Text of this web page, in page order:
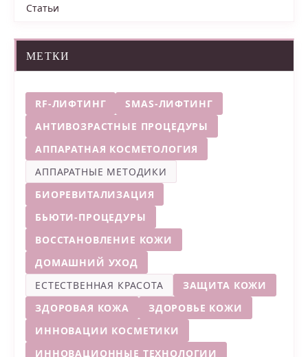
Статьи
МЕТКИ
RF-ЛИФТИНГ
SMAS-ЛИФТИНГ
АНТИВОЗРАСТНЫЕ ПРОЦЕДУРЫ
АППАРАТНАЯ КОСМЕТОЛОГИЯ
АППАРАТНЫЕ МЕТОДИКИ
БИОРЕВИТАЛИЗАЦИЯ
БЬЮТИ-ПРОЦЕДУРЫ
ВОССТАНОВЛЕНИЕ КОЖИ
ДОМАШНИЙ УХОД
ЕСТЕСТВЕННАЯ КРАСОТА
ЗАЩИТА КОЖИ
ЗДОРОВАЯ КОЖА
ЗДОРОВЬЕ КОЖИ
ИННОВАЦИИ КОСМЕТИКИ
ИННОВАЦИОННЫЕ ТЕХНОЛОГИИ